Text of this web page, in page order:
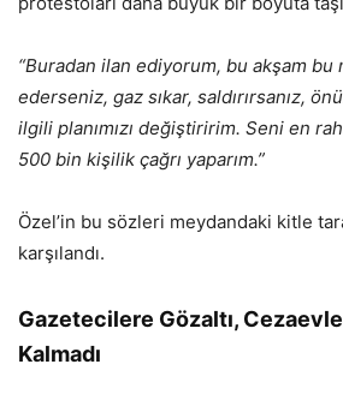
“Buradan ilan ediyorum, bu akşam bu
ederseniz, gaz sıkar, saldırırsanız,
ilgili planımızı değiştiririm. Seni en
500 bin kişilik çağrı yaparım.”
Özel’in bu sözleri meydandaki kitle
karşılandı.
Gazetecilere Gözaltı,
Kalmadı